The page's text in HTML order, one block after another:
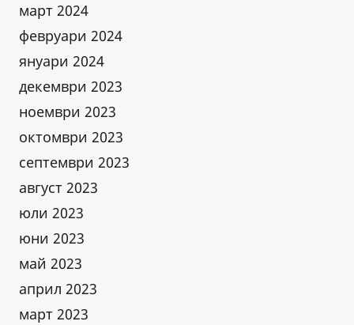
март 2024
февруари 2024
януари 2024
декември 2023
ноември 2023
октомври 2023
септември 2023
август 2023
юли 2023
юни 2023
май 2023
април 2023
март 2023